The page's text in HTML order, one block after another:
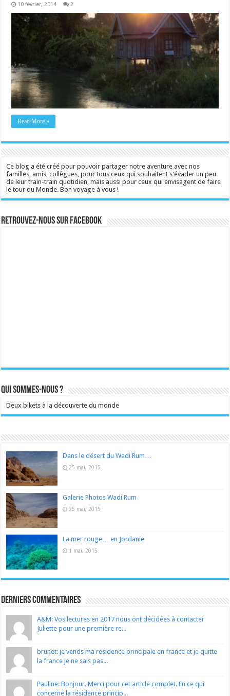
10 février, 2014 2
Read More »
Ce blog a été créé pour pouvoir partager notre aventure avec nos
familles, amis, collègues, pour tous ceux qui souhaitent s'évader un peu
de leur train-train quotidien, mais aussi pour ceux qui envisagent de faire
le tour du Monde. Bon voyage à vous !
Retrouvez-nous sur Facebook
Qui sommes-nous ?
Deux bikets à la découverte du monde
Dans le désert du Wadi Rum…
25 mai, 2015
Galerie Photos Wadi Rum
25 mai, 2015
La mer rouge… en Jordanie
1 mai, 2015
Derniers Commentaires
A&M: Vos lectures en 2017 nous ont décidées à contacter
Juliette pour une première re...
brunet: je vends ma résidence principale en france et je quitte
la france je ne sais pas...
Pauline: Bonjour. Merci pour cet article complet. En ce qui
concerne la résidence princip...